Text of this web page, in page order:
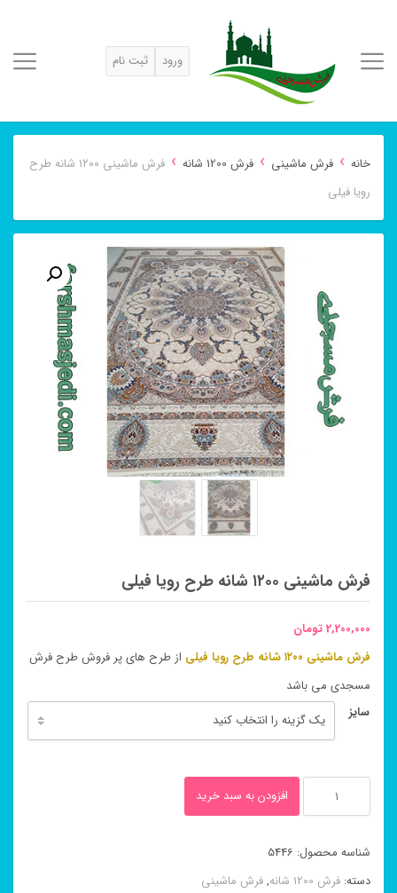
ورود ثبت نام
خانه › فرش ماشینی › فرش 1200 شانه ›
فرش ماشینی ۱۲۰۰ شانه طرح
رویا فیلی
فرش ماشینی ۱۲۰۰ شانه طرح رویا فیلی
2,200,000تومان
فرش ماشینی ۱۲۰۰ شانه طرح رویا فیلی
از طرح های پر فروش طرح فرش
مسجدی می باشد
سایز
ماشینی
۱۲۰۰
شانه
افزودن به سبد خرید
شناسه محصول: 5446
دسته: فرش 1200 شانه ,فرش ماشینی